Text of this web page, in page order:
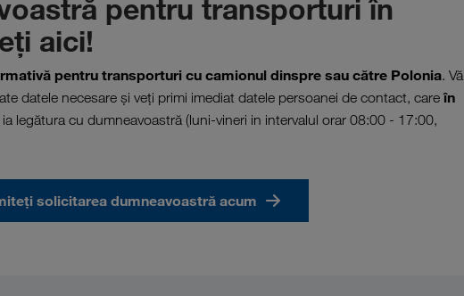
pentru transporturi în
aici!
pentru transporturi cu camionul dinspre sau către Polonia. Vă
datele necesare și veți primi imediat datele persoanei de contact, careîn
ia legătura cu dumneavoastră (luni-vineri in intervalul orar 08:00 - 17:00,
solicitarea dumneavoastră acum